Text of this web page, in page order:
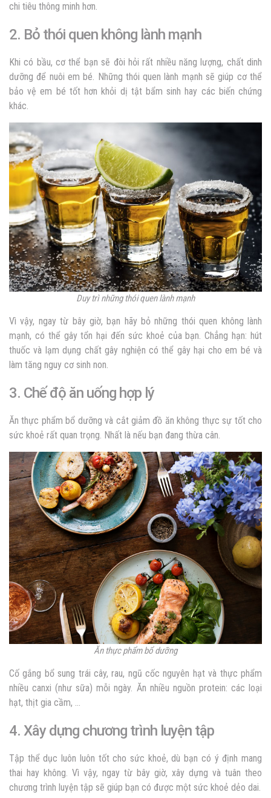
chi tiêu thông minh hơn.
2. Bỏ thói quen không lành mạnh
Khi có bầu, cơ thể bạn sẽ đòi hỏi rất nhiều năng lượng, chất dinh
dưỡng để nuôi em bé. Những thói quen lành mạnh sẽ giúp cơ thể
bảo vệ em bé tốt hơn khỏi dị tật bẩm sinh hay các biến chứng
khác.
Duy trì những thói quen lành mạnh
Vì vậy, ngay từ bây giờ, bạn hãy bỏ những thói quen không lành
mạnh, có thể gây tổn hại đến sức khoẻ của bạn. Chẳng hạn: hút
thuốc và lạm dụng chất gây nghiện có thể gây hại cho em bé và
làm tăng nguy cơ sinh non.
3. Chế độ ăn uống hợp lý
Ăn thực phẩm bổ dưỡng và cắt giảm đồ ăn không thực sự tốt cho
sức khoẻ rất quan trọng. Nhất là nếu bạn đang thừa cân.
Ăn thực phẩm bổ dưỡng
Cố gắng bổ sung trái cây, rau, ngũ cốc nguyên hạt và thực phẩm
nhiều canxi (như sữa) mỗi ngày. Ăn nhiều nguồn protein: các loại
hạt, thịt gia cầm, …
4. Xây dựng chương trình luyện tập
Tập thể dục luôn luôn tốt cho sức khoẻ, dù bạn có ý định mang
thai hay không. Vì vậy, ngay từ bây giờ, xây dựng và tuân theo
chương trình luyện tập sẽ giúp bạn có được một sức khoẻ dẻo dai.